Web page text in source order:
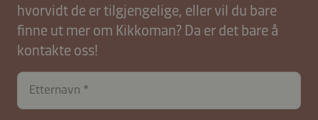
hvorvidt de er tilgjengelige, eller vil du bare
finne ut mer om Kikkoman? Da er det bare å
kontakte oss!
Etternavn